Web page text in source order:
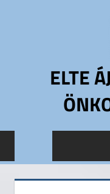
ELTE
Jogtudományi